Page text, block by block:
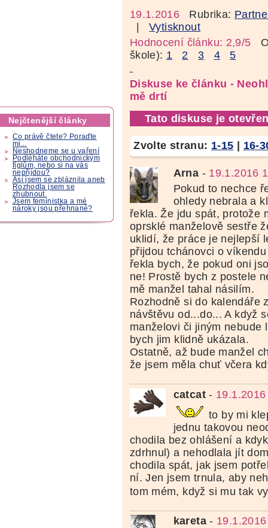
Nejčtenější články
Co právě čtete? Poraďte
mi...
Neshodneme se u vaření
Podléháte obchodnickým
fíglům, nebo si na vás
nepřijdou?
Asi jsem se zbláznila aneb
Rozhodla jsem se
zhubnout.
Jsem feministka a mé
nároky jsou přehnané?
19.1.2016 Rubrika:
|Vytisknout
Hodnocení článku: 2,9/5
škole): 1 2 3 4 5
Diskuse ke článku -
mě drtí
Tato diskuse je
Zvolte stranu: 1-15 | 16-
Arna - 19.1.2016
Pokud to nechce
ohledy nebrala a
řekla. Že jdu spát, protože
oprsklé manželově sestře
uklidí, že práce je nejlepší
přijdou tchánovci o
řekla bych, že pokud oni
ne! Prostě bych z postele
mě manžel tahal násilím.
Rozhodně si do kalendáře
návštěvu od...do... A když
manželovi či jiným nebude
bych jim klidně ukázala.
Ostatně, až bude manžel
že jsem měla chuť včera
catcat-
to by mi
jednu takovou
chodila bez ohlášení a
zdrhnul) a nehodlala jít
chodila spát, jak jsem
ní. Jen jsem trnula, aby
tom mém, když si mu tak
kareta-